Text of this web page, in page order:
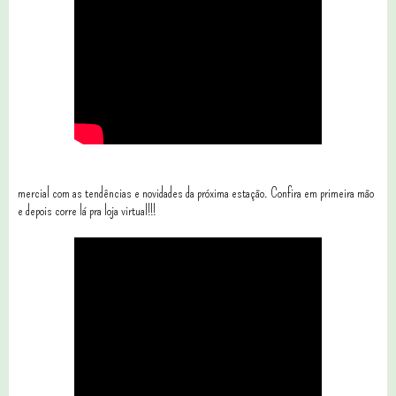
mercial com as tendências e novidades da próxima estação. Confira em primeira mão
e depois corre lá pra loja virtual!!!